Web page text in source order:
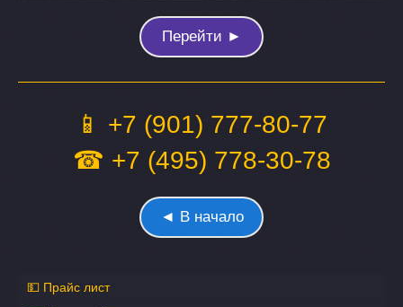
Перейти ►
📱 +7 (901) 777-80-77
☎ +7 (495) 778-30-78
◄ В начало
💵 Прайс лист